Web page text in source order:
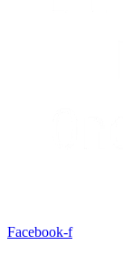
Facebook-f